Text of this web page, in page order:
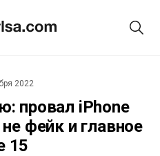
2022
провал iPhone
фейк и главное
15